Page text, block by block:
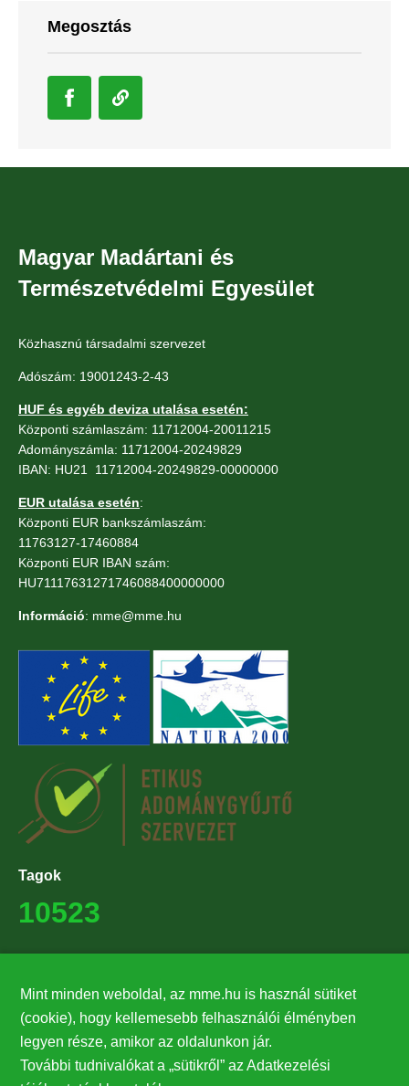
Megosztás
Magyar Madártani és
Természetvédelmi Egyesület
Közhasznú társadalmi szervezet
Adószám: 19001243-2-43
HUF és egyéb deviza utalása esetén:
Központi számlaszám: 11712004-20011215
Adományszámla: 11712004-20249829
IBAN: HU21 11712004-20249829-00000000
EUR utalása esetén:
Központi EUR bankszámlaszám:
11763127-17460884
Központi EUR IBAN szám:
HU71117631271746088400000000
Információ: mme@mme.hu
Tagok
10523
27224
Hírlevél feliratkozás
Mint minden weboldal, az mme.hu is használ sütiket
(cookie), hogy kellemesebb felhasználói élményben
legyen része, amikor az oldalunkon jár.
További tudnivalókat a „sütikről” az Adatkezelési